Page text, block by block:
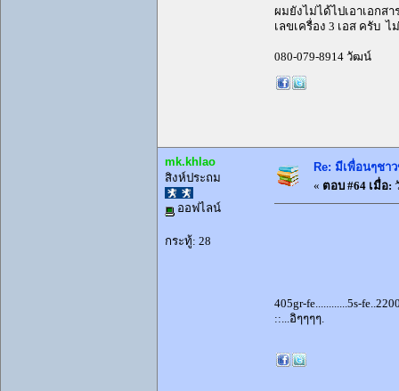
ผมยังไม่ได้ไปเอาเอกส
เลขเครื่อง 3 เอส ครับ
080-079-8914 วัฒน์
mk.khlao
สิงห์ประถม
ออฟไลน์
กระทู้: 28
Re: มีเพื่อนๆชา
« ตอบ #64 เมื่อ:
405gr-fe............5s-
::...อิๆๆๆๆ.